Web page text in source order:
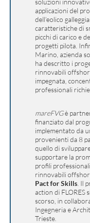
soluzioni
applicazioni del
dell’eolico
caratteristiche di
picchi di carico e
progetti pilota.
Marino, azienda
ha descritto i
rinnovabili
impegnata,
professionali
mareFVGè
finanziato dal
implementato da
provenienti da 8
quello di
supportare la
profili
rinnovabili
Pact for Skills . Il
action di FLORES
scorso, in
Ingegneria e
Trieste.